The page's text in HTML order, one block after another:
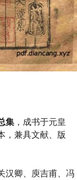
集 ，成书于元皇
，兼具文献、版
汉卿、庾吉甫、冯